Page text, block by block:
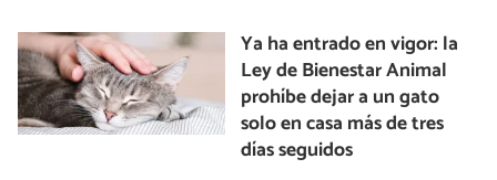
Ya ha entrado en vigor: la
Ley de Bienestar Animal
prohíbe dejar a un gato
solo en casa más de tres
días seguidos